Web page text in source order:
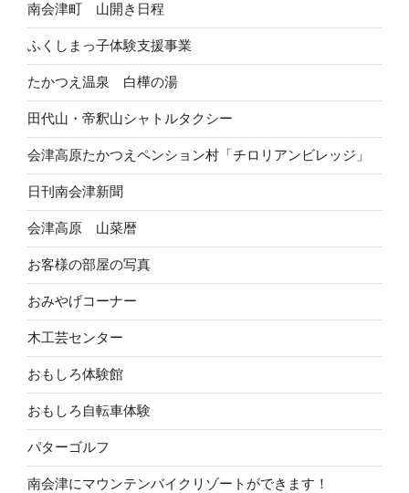
南会津町 山開き日程
ふくしまっ子体験支援事業
たかつえ温泉 白樺の湯
田代山・帝釈山シャトルタクシー
会津高原たかつえペンション村「チロリアンビレッジ」
日刊南会津新聞
会津高原 山菜暦
お客様の部屋の写真
おみやげコーナー
木工芸センター
おもしろ体験館
おもしろ自転車体験
パターゴルフ
南会津にマウンテンバイクリゾートができます！